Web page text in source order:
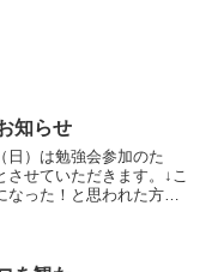
知らせ
日）は勉強会参加のた
させていただきます。↓こ
った！と思われた方は